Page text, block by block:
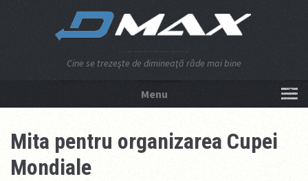
Cine se trezeşte de dimineaţă râde mai bine
Menu
Mita pentru organizarea Cupei
Mondiale